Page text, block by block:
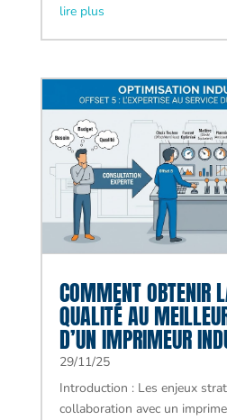
lire plus
COMMENT OBTENIR
QUALITÉ AU
D’UN IMPRIMEUR
29/11/25
Introduction : Les enjeux
collaboration avec un